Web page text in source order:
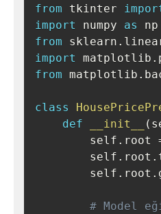
from tkinter
import
numpy as
from sklearn .
import
matplotlib .
from matplotlib .
class
def
__init__ (
        self
. root
        self
. root .
        self
. root .
# Model